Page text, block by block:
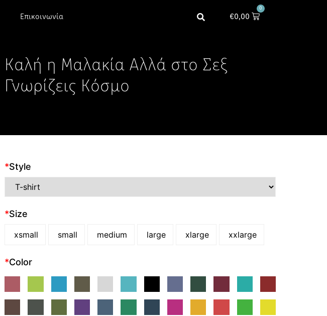
Επικοινωνία €0,00
0
Καλή η Μαλακία Αλλά στο Σεξ
Γνωρίζεις Κόσμο
*Style
*Size
xsmall small medium large xlarge xxlarge
*Color